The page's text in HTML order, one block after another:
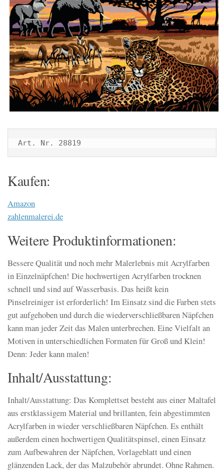
Art. Nr. 28819
Kaufen:
Amazon
zahlenmalerei.de
Weitere Produktinformationen:
Bessere Qualität und noch mehr Malerlebnis mit Acrylfarben
in Einzelnäpfchen! Die hochwertigen Acrylfarben trocknen
schnell und sind auf Wasserbasis. Das heißt kein
Pinselreiniger ist erforderlich! Im Einsatz sind die Farben stets
gut aufgehoben und durch die wiederverschließbaren Näpfchen
kann man jeder Zeit das Malen unterbrechen. Eine Vielfalt an
Motiven in unterschiedlichen Formaten für Groß und Klein!
Denn: Jeder kann malen!
Inhalt/Ausstattung:
Inhalt/Ausstattung: Das Komplettset besteht aus einer Maltafel
aus erstklassigem Material und brillanten, fein abgestimmten
Acrylfarben in wieder verschließbaren Näpfchen. Es enthält
außerdem einen hochwertigen Qualitätspinsel, einen Einsatz
zum Aufbewahren der Näpfchen, Vorlageblatt und einen
glänzenden Lack, der das Malzubehör abrundet. Ohne Rahmen.